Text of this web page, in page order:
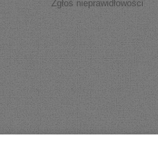
Zgłoś nieprawidłowości